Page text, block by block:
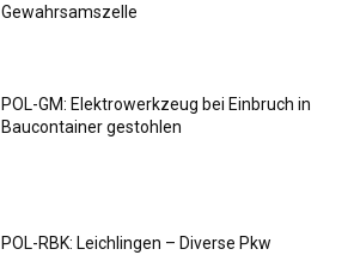
Gewahrsamszelle
POL-GM: Elektrowerkzeug bei Einbruch in
Baucontainer gestohlen
POL-RBK: Leichlingen – Diverse Pkw